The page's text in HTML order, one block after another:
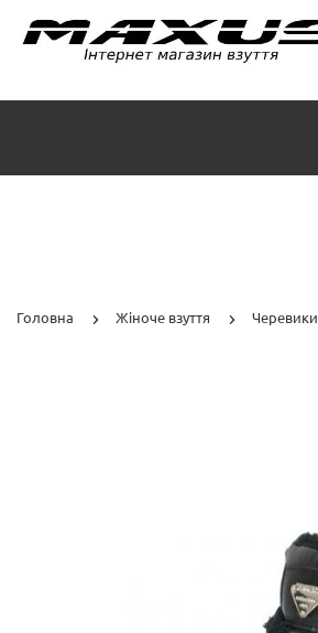
Головна Жіноче взуття Черевики